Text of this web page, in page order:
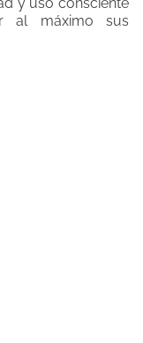
al máximo sus